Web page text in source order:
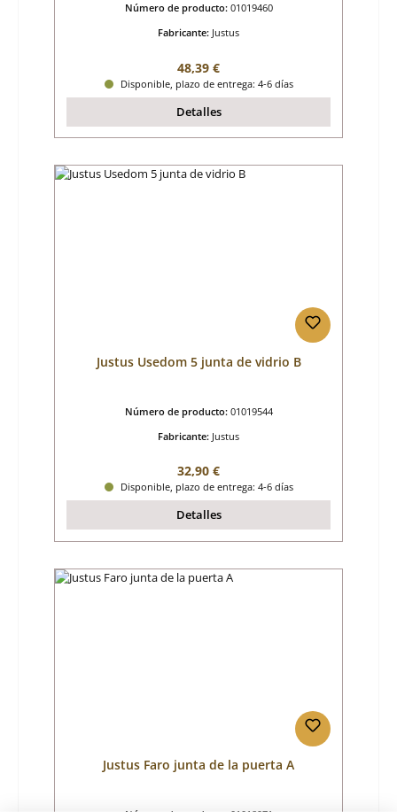
Número de producto: 01019460
Fabricante: Justus
Precio normal:
48,39 €
Disponible, plazo de entrega: 4-6 días
Detalles
Justus Usedom 5 junta de vidrio B
Número de producto: 01019544
Fabricante: Justus
Precio normal:
32,90 €
Disponible, plazo de entrega: 4-6 días
Detalles
Justus Faro junta de la puerta A